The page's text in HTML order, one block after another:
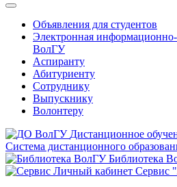
Объявления для студентов
Электронная информационно-
ВолГУ
Аспиранту
Абитуриенту
Сотруднику
Выпускнику
Волонтеру
Дистанционное
Система дистанционного
Библиотека
Сервис